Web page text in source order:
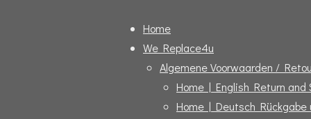
Home
We Replace4u
Algemene Voorwaarden /
Home | English Return and
Home | Deutsch Rückgabe